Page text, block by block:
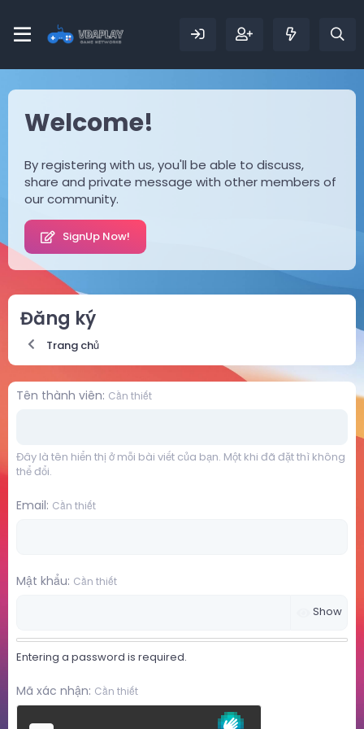
Welcome!
By registering with us, you'll be able to discuss,
share and private message with other members of
our community.
SignUp Now!
Đăng ký
Trang chủ
Tên thành viên Cần thiết
Đây là tên hiển thị ở mỗi bài viết của bạn. Một khi đã đặt thì không
thể đổi.
Email Cần thiết
Mật khẩu Cần thiết
Show
Entering a password is required.
Mã xác nhận Cần thiết